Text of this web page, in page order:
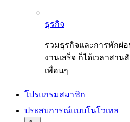
ธุรกิจ
รวมธุรกิจและการพักผ่
งานเสร็จ ก็ได้เวลาสา
เพื่อนๆ
โปรแกรมสมาชิก
ประสบการณ์แบบโนโวเทล